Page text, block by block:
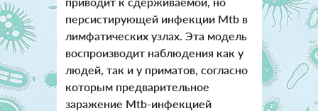
персистирующей инфекции Mtb в
лимфатических узлах. Эта модель
воспроизводит наблюдения как у
людей, так и у приматов, согласно
которым предварительное
заражение Mtb-инфекцией